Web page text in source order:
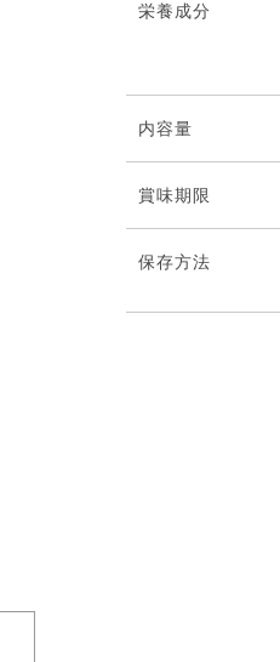
栄養成分
内容量
賞味期限
保存方法